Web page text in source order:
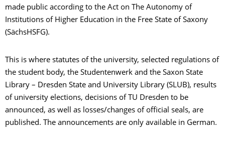
made public according to the Act on The Autonomy of
Institutions of Higher Education in the Free State of Saxony
(SächsHSFG).
This is where statutes of the university, selected regulations of
the student body, the Studentenwerk and the Saxon State
Library – Dresden State and University Library (SLUB), results
of university elections, decisions of TU Dresden to be
announced, as well as losses/changes of official seals, are
published. The announcements are only available in German.